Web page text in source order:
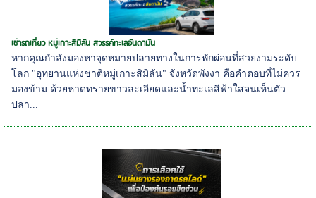
เช่ารถเที่ยว หมู่เกาะสิมิลัน สวรรค์ทะเลอันดามัน
หากคุณกำลังมองหาจุดหมายปลายทางในการพักผ่อนที่สวยงามระดับ
โลก "อุทยานแห่งชาติหมู่เกาะสิมิลัน" จังหวัดพังงา คือคำตอบที่ไม่ควร
มองข้าม ด้วยหาดทรายขาวละเอียดและน้ำทะเลสีฟ้าใสจนเห็นตัว
ปลา...